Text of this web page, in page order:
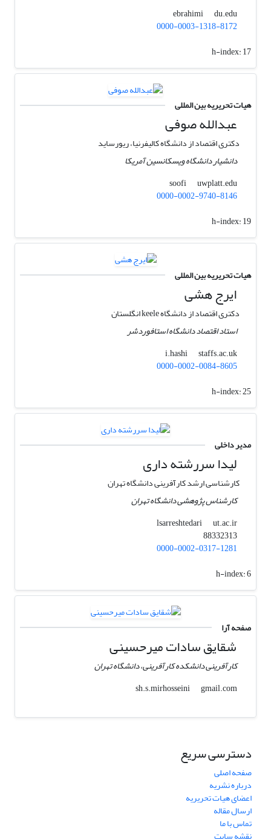
ebrahimi
du.edu
0000-0003-1318-8172
h-index:17
هیات تحریریه بین المللی
عبدالله صوفی
دکتری اقتصاد از دانشگاه کالیفرنیا، ریورساید
دانشیار دانشگاه ویسکانسین آمریکا
soofi
uwplatt.edu
0000-0002-9740-8146
h-index:19
هیات تحریریه بین المللی
ایرج هشی
دکتری اقتصاد از دانشگاه keele انگلستان
استاد اقتصاد دانشگاه استافوردشر
i.hashi
staffs.ac.uk
0000-0002-0084-8605
h-index:25
مدیر داخلی
لیدا سررشته داری
کارشناسی ارشد کارآفرینی دانشگاه تهران
کارشناس پژوهشی دانشگاه تهران
lsarreshtedari
ut.ac.ir
88332313
0000-0002-0317-1281
h-index:6
صفحه آرا
شقایق سادات میرحسینی
کارآفرینی دانشکده کارآفرینی، دانشگاه تهران
sh.s.mirhosseini
gmail.com
دسترسی سریع
صفحه اصلی
درباره نشریه
اعضای هیات تحریریه
ارسال مقاله
تماس با ما
نقشه سایت